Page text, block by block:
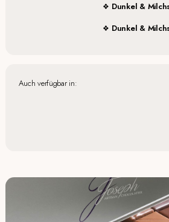
Dunkel &
Dunkel &
Auch verfügbar in: